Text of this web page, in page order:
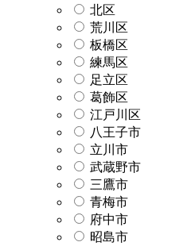
北区
荒川区
板橋区
練馬区
足立区
葛飾区
江戸川区
八王子市
立川市
武蔵野市
三鷹市
青梅市
府中市
昭島市